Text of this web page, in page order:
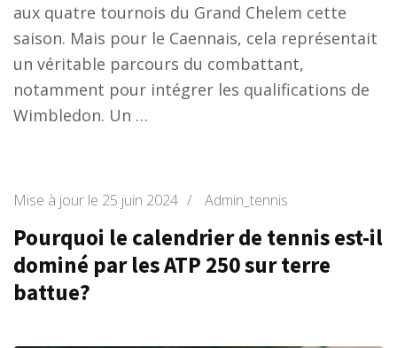
aux quatre tournois du Grand Chelem cette
saison. Mais pour le Caennais, cela représentait
un véritable parcours du combattant,
notamment pour intégrer les qualifications de
Wimbledon. Un …
Mise à jour le 25 juin 2024 / Admin_tennis
Pourquoi le calendrier de tennis est-il
dominé par les ATP 250 sur terre
battue?